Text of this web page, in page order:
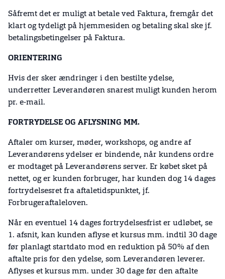
Såfremt det er muligt at betale ved Faktura, fremgår det
klart og tydeligt på hjemmesiden og betaling skal ske jf.
betalingsbetingelser på Faktura.
ORIENTERING
Hvis der sker ændringer i den bestilte ydelse,
underretter Leverandøren snarest muligt kunden herom
pr. e-mail.
FORTRYDELSE OG AFLYSNING MM.
Aftaler om kurser, møder, workshops, og andre af
Leverandørens ydelser er bindende, når kundens ordre
er modtaget på Leverandørens server. Er købet sket på
nettet, og er kunden forbruger, har kunden dog 14 dages
fortrydelsesret fra aftaletidspunktet, jf.
Forbrugeraftaleloven.
Når en eventuel 14 dages fortrydelsesfrist er udløbet, se
1. afsnit, kan kunden aflyse et kursus mm. indtil 30 dage
før planlagt startdato mod en reduktion på 50% af den
aftalte pris for den ydelse, som Leverandøren leverer.
Aflyses et kursus mm. under 30 dage før den aftalte